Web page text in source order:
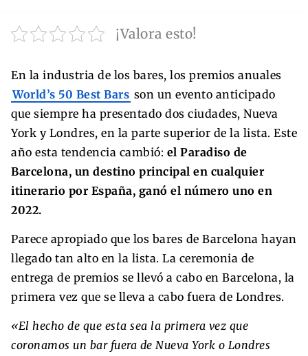
¡Valora esto!
En la industria de los bares, los premios anuales
World’s 50 Best Bars son un evento anticipado
que siempre ha presentado dos ciudades, Nueva
York y Londres, en la parte superior de la lista. Este
año esta tendencia cambió: el Paradiso de
Barcelona, ​​un destino principal en cualquier
itinerario por España, ganó el número uno en
2022.
Parece apropiado que los bares de Barcelona hayan
llegado tan alto en la lista. La ceremonia de
entrega de premios se llevó a cabo en Barcelona, ​​la
primera vez que se lleva a cabo fuera de Londres.
«El hecho de que esta sea la primera vez que
coronamos un bar fuera de Nueva York o Londres